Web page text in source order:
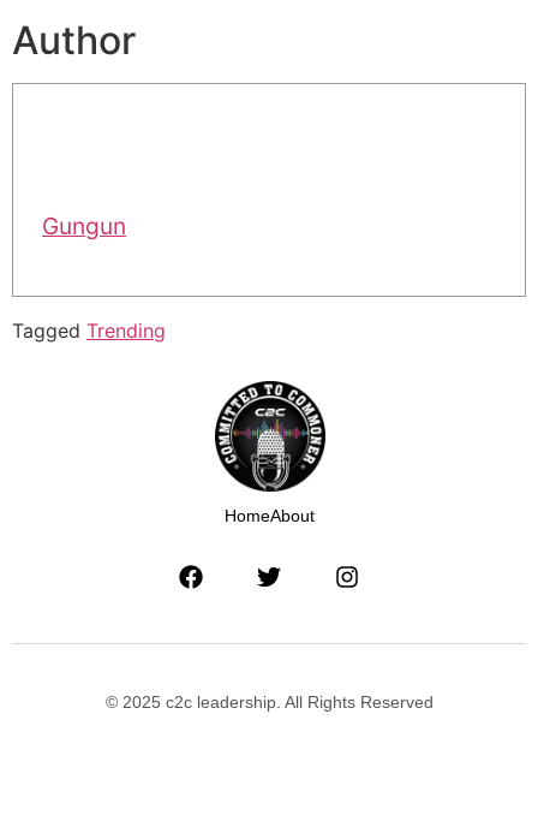
Author
Gungun
Tagged Trending
HomeAbout
© 2025 c2c leadership. All Rights Reserved